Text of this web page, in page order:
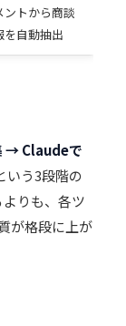
ントから商談
を自動抽出
→ Claudeで
いう3段階の
りも、各ツ
が格段に上が